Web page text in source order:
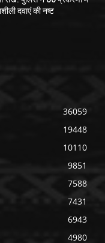
दवाएं की नष्ट
36059
19448
10110
9851
7588
7431
6943
4980